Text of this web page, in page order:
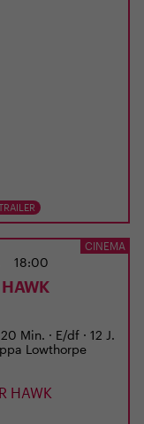
CINEMA
18:00
HAWK
Min. · E/df · 12 J.
Lowthorpe